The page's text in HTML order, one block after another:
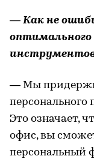
— Как не
оптимального
— Мы
персонального
Это означает,
офис, вы
персональный